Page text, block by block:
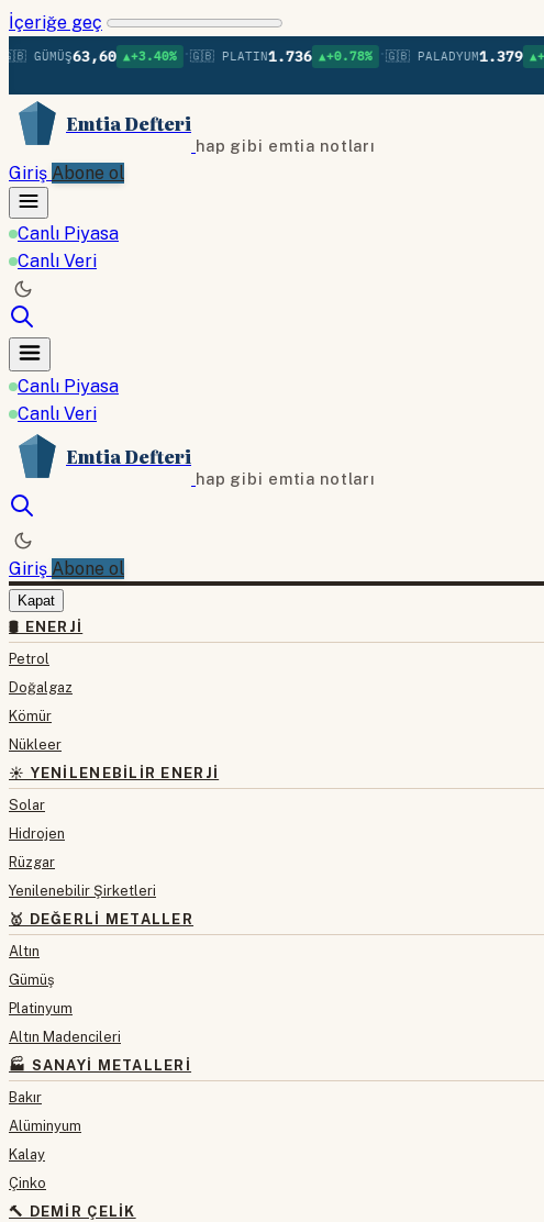
İçeriğe geç
63,60 ▲+3.40% •🇬🇧 PLATIN1.736 ▲+0.78% •🇬🇧 PALADYUM1.379
Emtia Defteri
hap gibi emtia notları
Giriş Abone ol
Canlı Piyasa
Canlı Veri
Canlı Piyasa
Canlı Veri
Emtia Defteri
hap gibi emtia notları
Giriş Abone ol
Kapat
🛢 ENERJI
Petrol
Doğalgaz
Kömür
Nükleer
☀️ YENILENEBILIR ENERJI
Solar
Hidrojen
Rüzgar
Yenilenebilir Şirketleri
🥇 DEĞERLI METALLER
Altın
Gümüş
Platinyum
Altın Madencileri
🏭 SANAYI METALLERI
Bakır
Alüminyum
Kalay
Çinko
🔨 DEMIR ÇELIK